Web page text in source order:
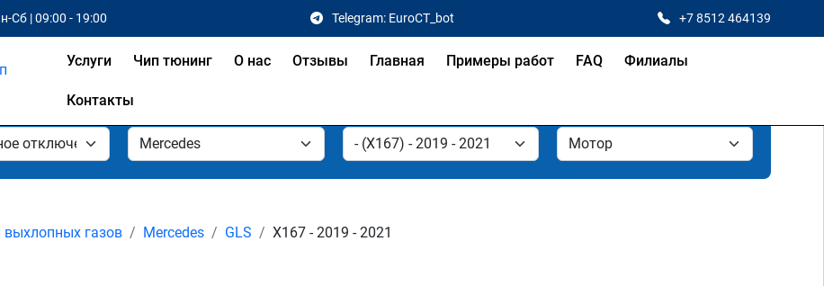
Сб | 09:00 - 19:00 Telegram: EuroCT_bot +7 8512 464139
Услуги Чип тюнинг О нас Отзывы Главная Примеры работ FAQ Филиалы
Контакты
газов Mercedes GLS X167 - 2019 - 2021